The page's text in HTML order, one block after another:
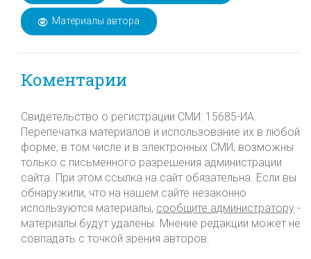
Материалы автора
Коментарии
Свидетельство о регистрации СМИ: 15685-ИА.
Перепечатка материалов и использование их в любой
форме, в том числе и в электронных СМИ, возможны
только с письменного разрешения администрации
сайта. При этом ссылка на сайт обязательна. Если вы
обнаружили, что на нашем сайте незаконно
используются материалы, сообщите администратору -
материалы будут удалены. Мнение редакции может не
совпадать с точкой зрения авторов.